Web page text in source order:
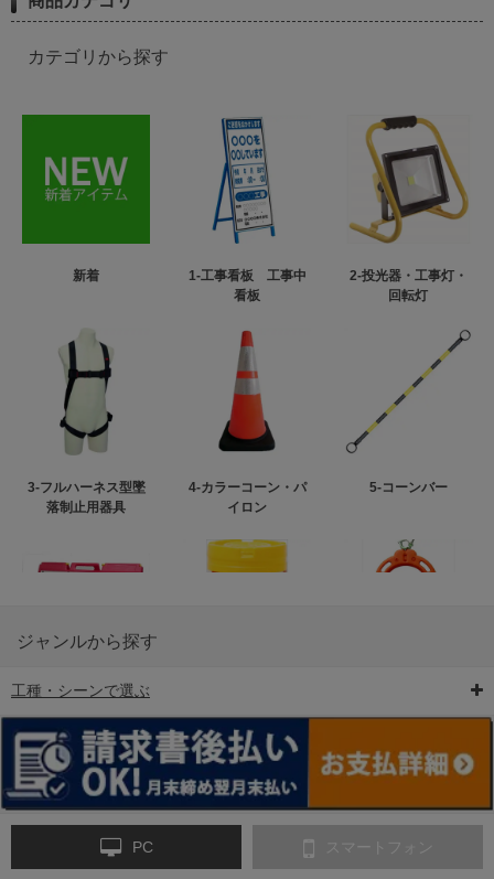
カテゴリから探す
新着
1-工事看板 工事中
看板
2-投光器・工事灯・
回転灯
3-フルハーネス型墜
落制止用器具
4-カラーコーン・パ
イロン
5-コーンバー
6-矢印板/LED矢印板
ンス
ジャンルから探す
工種・シーンで選ぶ
PC スマートフォン